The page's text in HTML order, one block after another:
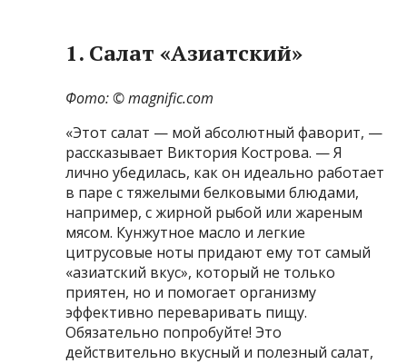
1. Салат «Азиатский»
Фото: © magnific.com
«Этот салат — мой абсолютный фаворит, —
рассказывает Виктория Кострова. — Я
лично убедилась, как он идеально работает
в паре с тяжелыми белковыми блюдами,
например, с жирной рыбой или жареным
мясом. Кунжутное масло и легкие
цитрусовые ноты придают ему тот самый
«азиатский вкус», который не только
приятен, но и помогает организму
эффективно переваривать пищу.
Обязательно попробуйте! Это
действительно вкусный и полезный салат,